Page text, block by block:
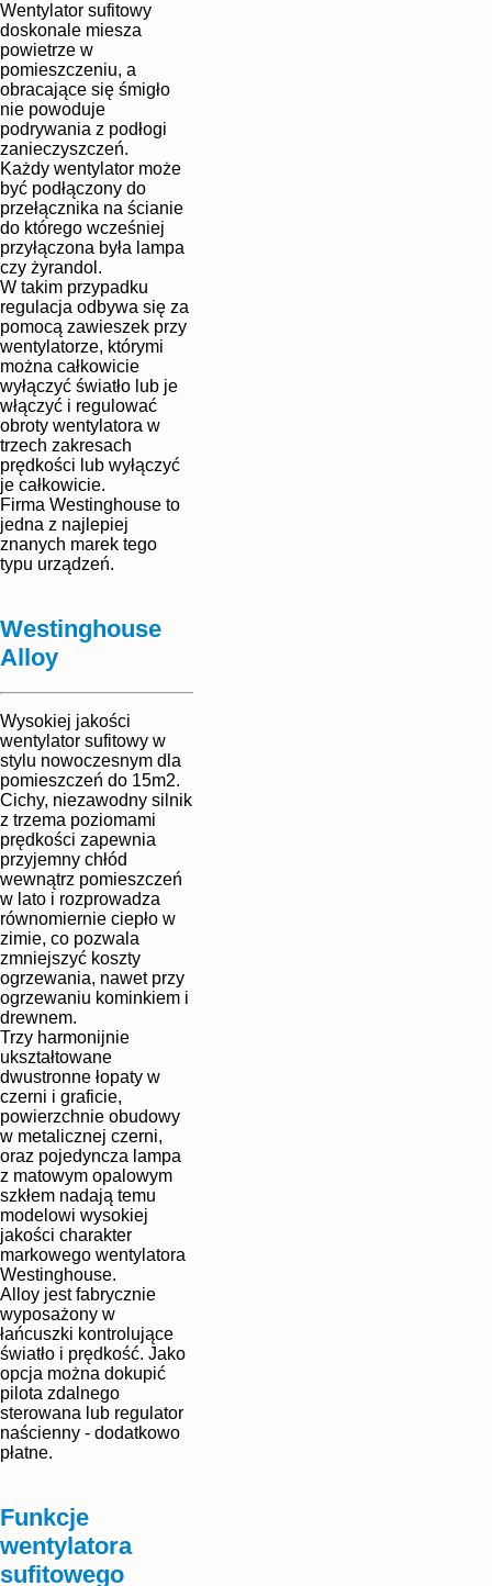
Wentylator sufitowy
doskonale miesza
powietrze w
pomieszczeniu, a
obracające się śmigło
nie powoduje
podrywania z podłogi
zanieczyszczeń.
Każdy wentylator może
być podłączony do
przełącznika na ścianie
do którego wcześniej
przyłączona była lampa
czy żyrandol.
W takim przypadku
regulacja odbywa się za
pomocą zawieszek przy
wentylatorze, którymi
można całkowicie
wyłączyć światło lub je
włączyć i regulować
obroty wentylatora w
trzech zakresach
prędkości lub wyłączyć
je całkowicie.
Firma Westinghouse to
jedna z najlepiej
znanych marek tego
typu urządzeń.
Westinghouse
Alloy
Wysokiej jakości
wentylator sufitowy w
stylu nowoczesnym dla
pomieszczeń do 15m2.
Cichy, niezawodny silnik
z trzema poziomami
prędkości zapewnia
przyjemny chłód
wewnątrz pomieszczeń
w lato i rozprowadza
równomiernie ciepło w
zimie, co pozwala
zmniejszyć koszty
ogrzewania, nawet przy
ogrzewaniu kominkiem i
drewnem.
Trzy harmonijnie
ukształtowane
dwustronne łopaty w
czerni i graficie,
powierzchnie obudowy
w metalicznej czerni,
oraz pojedyncza lampa
z matowym opalowym
szkłem nadają temu
modelowi wysokiej
jakości charakter
markowego wentylatora
Westinghouse.
Alloy jest fabrycznie
wyposażony w
łańcuszki kontrolujące
światło i prędkość. Jako
opcja można dokupić
pilota zdalnego
sterowana lub regulator
naścienny - dodatkowo
płatne.
Funkcje
wentylatora
sufitowego